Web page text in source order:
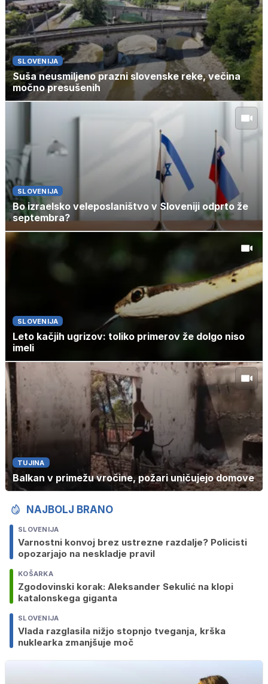
SLOVENIJA
Suša neusmiljeno prazni slovenske reke, večina
močno presušenih
SLOVENIJA
Bo izraelsko veleposlaništvo v Sloveniji odprto že
septembra?
SLOVENIJA
Leto kačjih ugrizov: toliko primerov že dolgo niso
imeli
TUJINA
Balkan v primežu vročine, požari uničujejo domove
NAJBOLJ BRANO
SLOVENIJA
Varnostni konvoj brez ustrezne razdalje? Policisti
opozarjajo na neskladje pravil
KOŠARKA
Zgodovinski korak: Aleksander Sekulić na klopi
katalonskega giganta
SLOVENIJA
Vlada razglasila nižjo stopnjo tveganja, krška
nuklearka zmanjšuje moč